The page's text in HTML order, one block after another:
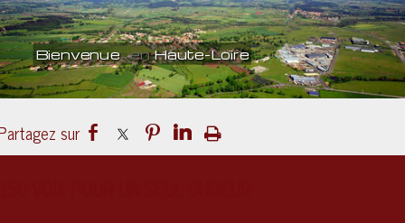
BienvenueenHaute-Loire
Un lieuculturelouvert sur le